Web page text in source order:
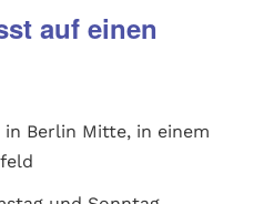
auf einen
Berlin Mitte, in einem